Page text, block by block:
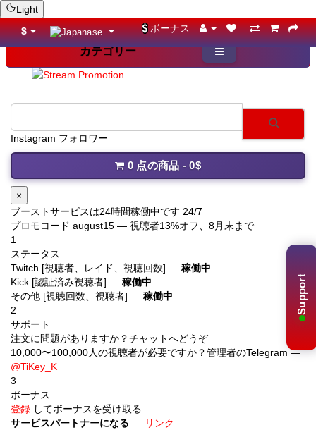
Light
Support
$ ボーナス
Instagram フォロワー
0 点の商品 - 0$
×
ブーストサービスは24時間稼働中です 24/7
プロモコード august15 — 視聴者13%オフ、8月末まで
1
ステータス
Twitch [視聴者、レイド、視聴回数] — 稼働中
Kick [認証済み視聴者] — 稼働中
その他 [視聴回数、視聴者] — 稼働中
2
サポート
注文に問題がありますか？チャットへどうぞ
10,000〜100,000人の視聴者が必要ですか？管理者のTelegram —
@TiKey_K
3
ボーナス
登録 してボーナスを受け取る
サービスパートナーになる — リンク
カテゴリー